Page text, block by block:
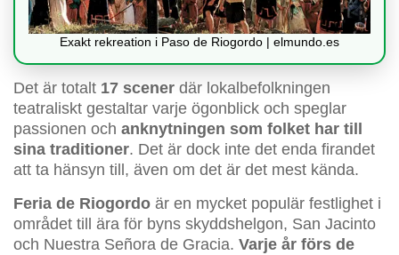
Exakt rekreation i Paso de Riogordo | elmundo.es
Det är totalt 17 scener där lokalbefolkningen
teatraliskt gestaltar varje ögonblick och speglar
passionen och anknytningen som folket har till
sina traditioner. Det är dock inte det enda firandet
att ta hänsyn till, även om det är det mest kända.
Feria de Riogordo är en mycket populär festlighet i
området till ära för byns skyddshelgon, San Jacinto
och Nuestra Señora de Gracia. Varje år förs de